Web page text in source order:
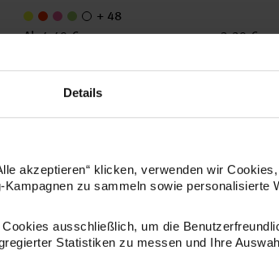
Details
akzeptieren“ klicken, verwenden wir
zu sammeln sowie personalisierte
ausschließlich, um die
Statistiken zu messen und Ihre
+ 48
Ab 4,49 €
3,29 €
1,50m 15 Lichter
Bastelanleitung Lampion aus Luftballon